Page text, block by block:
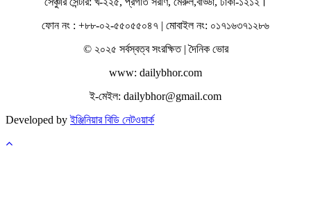
ফোন নং : +৮৮-০২-৫৫০৫৫০৪৭ | মোবাইল নং: ০১৭১৬৩৭১২৮৬
© ২০২৫ সর্বস্বত্ব সংরক্ষিত | দৈনিক ভোর
www: dailybhor.com
ই-মেইল: dailybhor@gmail.com
Developed byইঞ্জিনিয়ার বিডি নেটওয়ার্ক